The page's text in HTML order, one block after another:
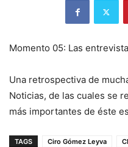
Momento 05: Las
Una retrospectiva de
Noticias, de las cuales se
más importantes de éste
TAGS Ciro Gómez Leyva